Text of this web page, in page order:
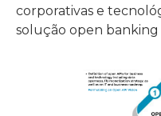
corporativas e
solução open banking